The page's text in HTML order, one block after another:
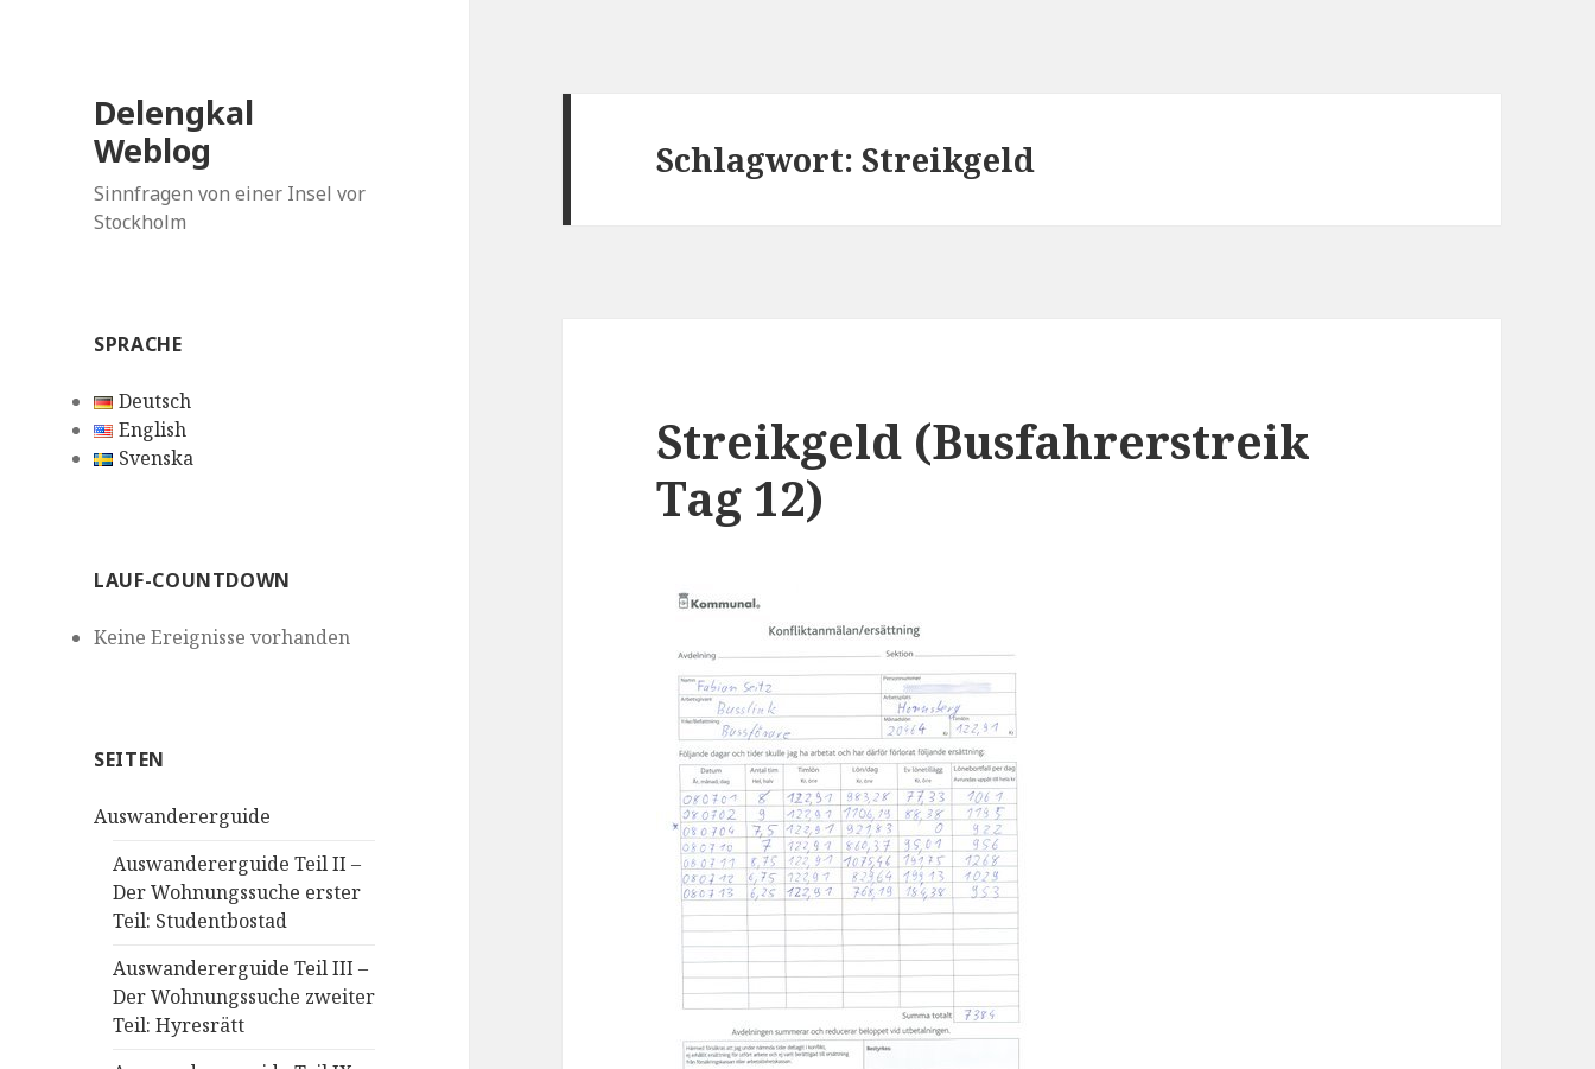
Delengkal
Weblog
Sinnfragen von einer Insel vor
Stockholm
SPRACHE
Deutsch
English
Svenska
LAUF-COUNTDOWN
Keine Ereignisse vorhanden
SEITEN
Auswandererguide
Auswandererguide Teil II –
Der Wohnungssuche erster
Teil: Studentbostad
Auswandererguide Teil III –
Der Wohnungssuche zweiter
Teil: Hyresrätt
Schlagwort:Streikgeld
Streikgeld (Busfahrerstreik
Tag 12)